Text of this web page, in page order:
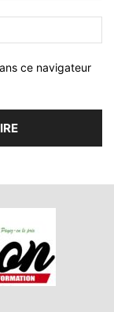
ce navigateur